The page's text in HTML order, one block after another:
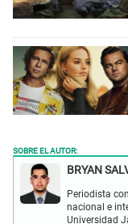
SOBRE EL AUTOR:
BRYAN
Periodista
nacional e
Universidad